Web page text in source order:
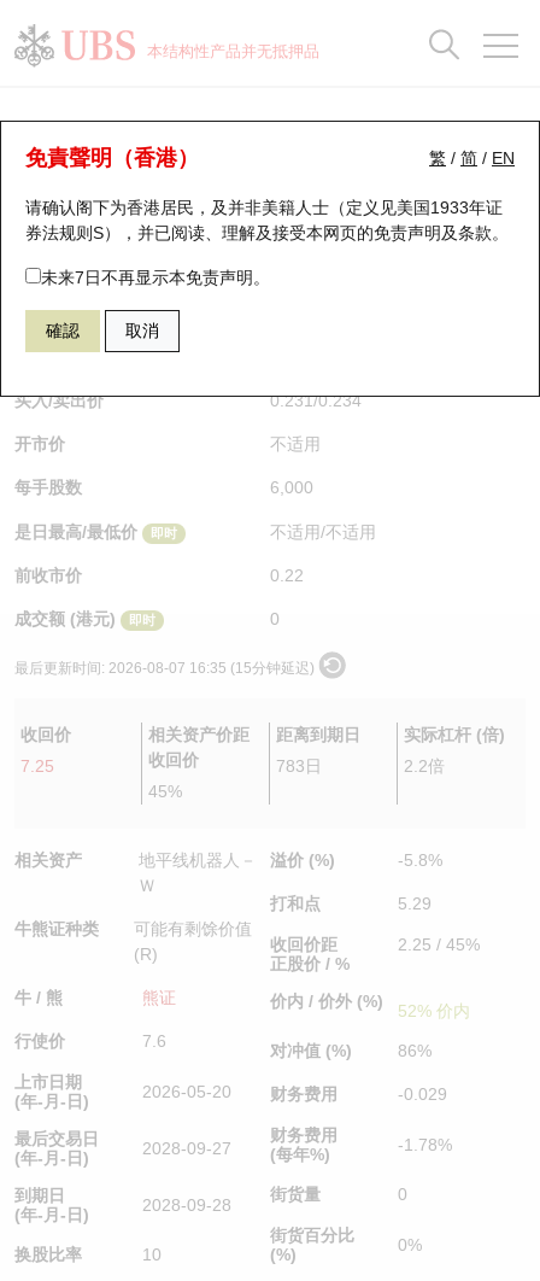
本结构性产品并无抵押品
繁 / 简 / EN
免責聲明（香港）
请确认阁下为香港居民，及并非美籍人士（定义见美国1933年证
券法规则S），并已阅读、理解及接受本网页的免责声明及条款。
未来7日不再显示本免责声明。
確認 取消
牛熊证分析仪
表现 街货统计 比较
59555 瑞银熊证 9660 地平线机器人－Ｗ
$0.231 0.011
买入/卖出价 0.231/0.234
开市价 不适用
每手股数 6,000
是日最高/最低价 即时 不适用/不适用
前收市价 0.22
成交额 (港元) 即时 0
最后更新时间: 2026-08-07 16:35 (15分钟延迟)
收回价
7.25
相关资产价距
收回价
45%
距离到期日
783日
实际杠杆 (倍)
2.2倍
相关资产
地平线机器人－
Ｗ
牛熊证种类
可能有剩馀价值
(R)
牛 / 熊 熊证
行使价 7.6
上市日期
(年-月-日)
2026-05-20
最后交易日
(年-月-日)
2028-09-27
到期日
(年-月-日)
2028-09-28
换股比率 10
溢价 (%) -5.8%
打和点 5.29
收回价距
正股价 / %
2.25 / 45%
价内 / 价外 (%) 52% 价内
对冲值 (%) 86%
财务费用 -0.029
财务费用
(每年%)
-1.78%
街货量 0
街货百分比
(%)
0%
瑞银认股证一览
新发行瑞银认股证
即将到期认股证
认股证到期结算价查找
认股证分析仪
认股证速算机
认股证/牛熊证日志
认股证文件及公告
街货统计
比较
牛熊全景快搜
牛熊证搜寻
牛熊证街货分布图
正股牛熊证列表
新发行瑞银牛熊证
已收回牛熊证剩余价值
牛熊证到期结算价查找
牛熊证分析仪
牛熊证文件及公告
街货统计
比较
十大升幅/跌幅
十大认股证成交分布
十天股证占大市成交
资金流
街货统计
三十大平均引伸波幅
正股分析仪
二十大活跃股份
恒指成份股
国指成份股
科指成份股
相关资产沽空
中资ETFs溢价比较
AH 股价对照
持股比重
显示所有持股比重
每月轮证大市专题
轮证专栏
讲座及教育短片
认股证投资者教育
牛熊证投资者教育
认股证牛熊证常问问题